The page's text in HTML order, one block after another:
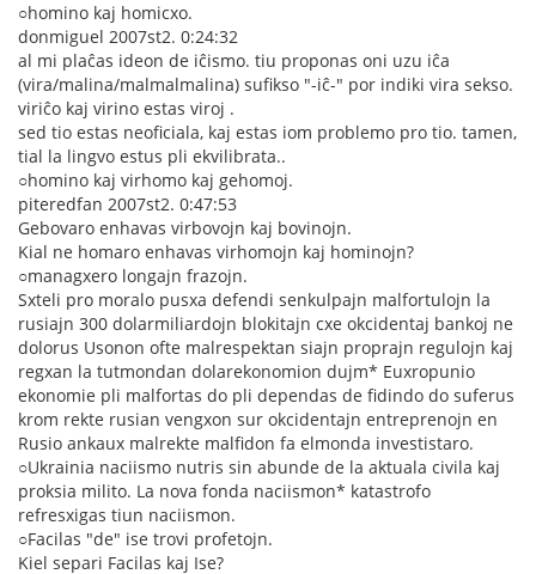
○homino kaj homicxo.
donmiguel 2007st2. 0:24:32
al mi plaĉas ideon de iĉismo. tiu proponas oni uzu iĉa
(vira/malina/malmalmalina) sufikso "-iĉ-" por indiki vira sekso.
viriĉo kaj virino estas viroj .
sed tio estas neoficiala, kaj estas iom problemo pro tio. tamen,
tial la lingvo estus pli ekvilibrata..
○homino kaj virhomo kaj gehomoj.
piteredfan 2007st2. 0:47:53
Gebovaro enhavas virbovojn kaj bovinojn.
Kial ne homaro enhavas virhomojn kaj hominojn?
○managxero longajn frazojn.
Sxteli pro moralo pusxa defendi senkulpajn malfortulojn la
rusiajn 300 dolarmiliardojn blokitajn cxe okcidentaj bankoj ne
dolorus Usonon ofte malrespektan siajn proprajn regulojn kaj
regxan la tutmondan dolarekonomion dujm* Euxropunio
ekonomie pli malfortas do pli dependas de fidindo do suferus
krom rekte rusian vengxon sur okcidentajn entreprenojn en
Rusio ankaux malrekte malfidon fa elmonda investistaro.
○Ukrainia naciismo nutris sin abunde de la aktuala civila kaj
proksia milito. La nova fonda naciismon* katastrofo
refresxigas tiun naciismon.
○Facilas "de" ise trovi profetojn.
Kiel separi Facilas kaj Ise?